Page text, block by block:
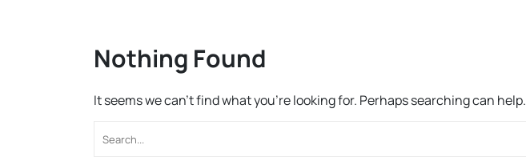
Nothing Found
It seems we can’t find what you’re looking for. Perhaps searching can help.